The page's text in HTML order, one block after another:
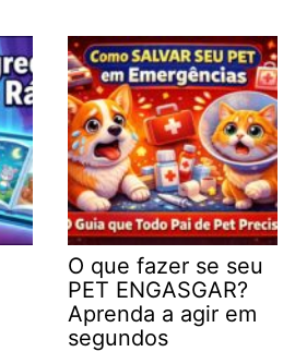
O que fazer se seu
PET ENGASGAR?
Aprenda a agir em
segundos